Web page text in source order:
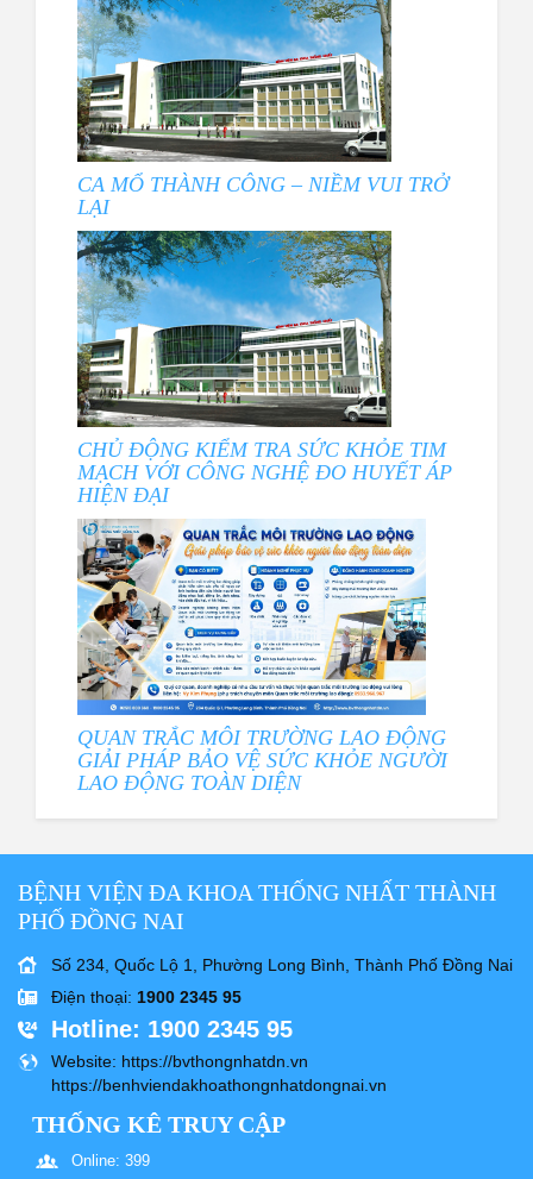
CA MỔ THÀNH CÔNG – NIỀM VUI TRỞ
LẠI
CHỦ ĐỘNG KIỂM TRA SỨC KHỎE TIM
MẠCH VỚI CÔNG NGHỆ ĐO HUYẾT ÁP
HIỆN ĐẠI
QUAN TRẮC MÔI TRƯỜNG LAO ĐỘNG
GIẢI PHÁP BẢO VỆ SỨC KHỎE NGƯỜI
LAO ĐỘNG TOÀN DIỆN
BỆNH VIỆN ĐA KHOA THỐNG NHẤT THÀNH
PHỐ ĐỒNG NAI
Số 234, Quốc Lộ 1, Phường Long Bình, Thành Phố Đồng Nai
Điện thoại: 1900 2345 95
Hotline: 1900 2345 95
Website: https://bvthongnhatdn.vn
https://benhviendakhoathongnhatdongnai.vn
THỐNG KÊ TRUY CẬP
Online: 399